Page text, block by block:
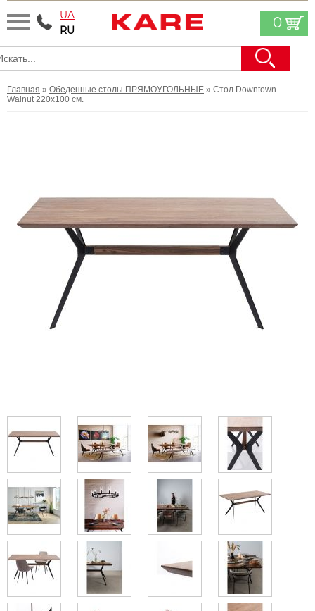
UA
RU
0
Главная » Обеденные столы ПРЯМОУГОЛЬНЫЕ » Стол Downtown
Walnut 220x100 см.